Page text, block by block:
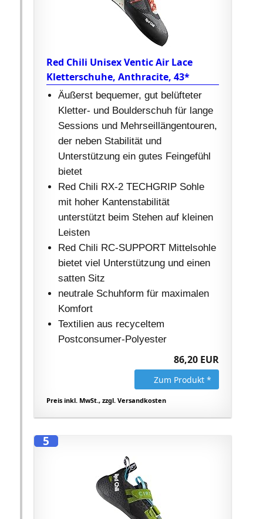
Red Chili Unisex Ventic Air Lace
Kletterschuhe, Anthracite, 43*
Äußerst bequemer, gut belüfteter
Kletter- und Boulderschuh für lange
Sessions und Mehrseillängentouren,
der neben Stabilität und
Unterstützung ein gutes Feingefühl
bietet
Red Chili RX-2 TECHGRIP Sohle
mit hoher Kantenstabilität
unterstützt beim Stehen auf kleinen
Leisten
Red Chili RC-SUPPORT Mittelsohle
bietet viel Unterstützung und einen
satten Sitz
neutrale Schuhform für maximalen
Komfort
Textilien aus recyceltem
Postconsumer-Polyester
86,20 EUR
Zum Produkt *
Preis inkl. MwSt., zzgl. Versandkosten
5